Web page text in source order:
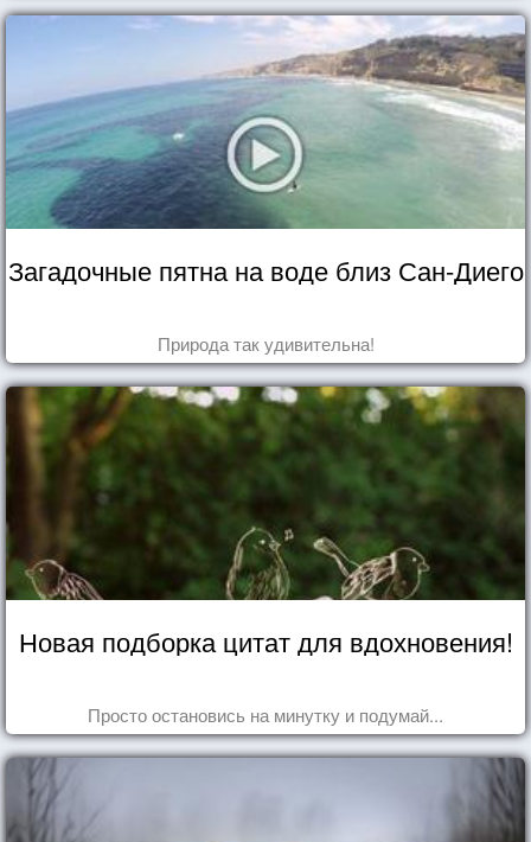
Загадочные пятна на воде близ Сан-Диего
Природа так удивительна!
Новая подборка цитат для вдохновения!
Просто остановись на минутку и подумай...